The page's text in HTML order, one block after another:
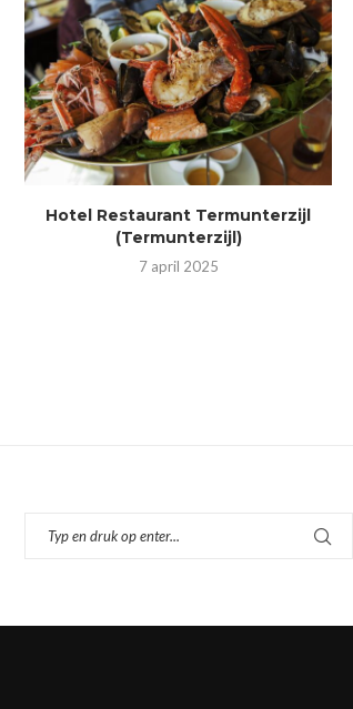
Hotel Restaurant Termunterzijl
(Termunterzijl)
7 april 2025